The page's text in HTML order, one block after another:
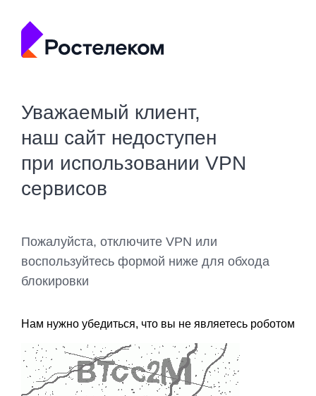
Уважаемый клиент,
наш сайт недоступен
при использовании VPN
сервисов
Пожалуйста, отключите VPN или
воспользуйтесь формой ниже для обхода
блокировки
Нам нужно убедиться, что вы не являетесь роботом